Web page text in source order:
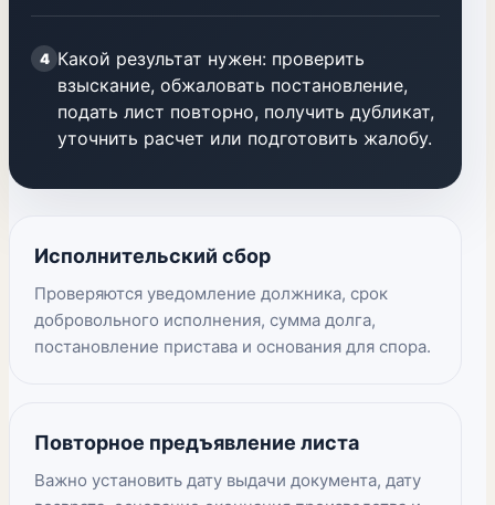
4 Какой результат нужен: проверить
взыскание, обжаловать постановление,
подать лист повторно, получить дубликат,
уточнить расчет или подготовить жалобу.
Исполнительский сбор
Проверяются уведомление должника, срок
добровольного исполнения, сумма долга,
постановление пристава и основания для спора.
Повторное предъявление листа
Важно установить дату выдачи документа, дату